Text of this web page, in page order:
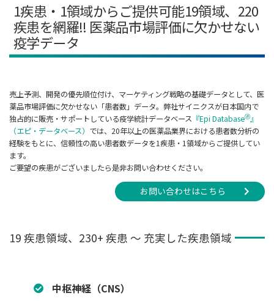
1疾患・1領域からご提供可能19領域、220
疾患を網羅!! 医薬品市場評価に欠かせない
疫学データ
売上予測、開発の優先順位付け、マーケティング戦略の基礎データとして、医
薬品市場評価に欠かせない「患者数」データ。弊社サイニクスが日本国内で
独占的に販売・サポートしている疫学統計データベース 『Epi Database🄬 』
（エピ・データベース） では、20年以上の医薬品業界における患者数分析の
経験をもとに、信頼性の高い患者数データを1疾患・1領域からご提供してい
ます。
ご要望の疾患がございましたら是非お問い合わせください。
お問い合わせはこちら
19 疾患領域、230+ 疾患 ～ 充実した疾患領域
中枢神経（CNS）